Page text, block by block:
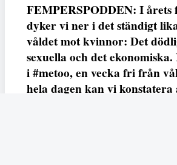
FEMPERSPODDEN: I årets
dyker vi ner i det ständigt
våldet mot kvinnor: Det
sexuella och det
i #metoo, en vecka fri från
hela dagen kan vi konstatera